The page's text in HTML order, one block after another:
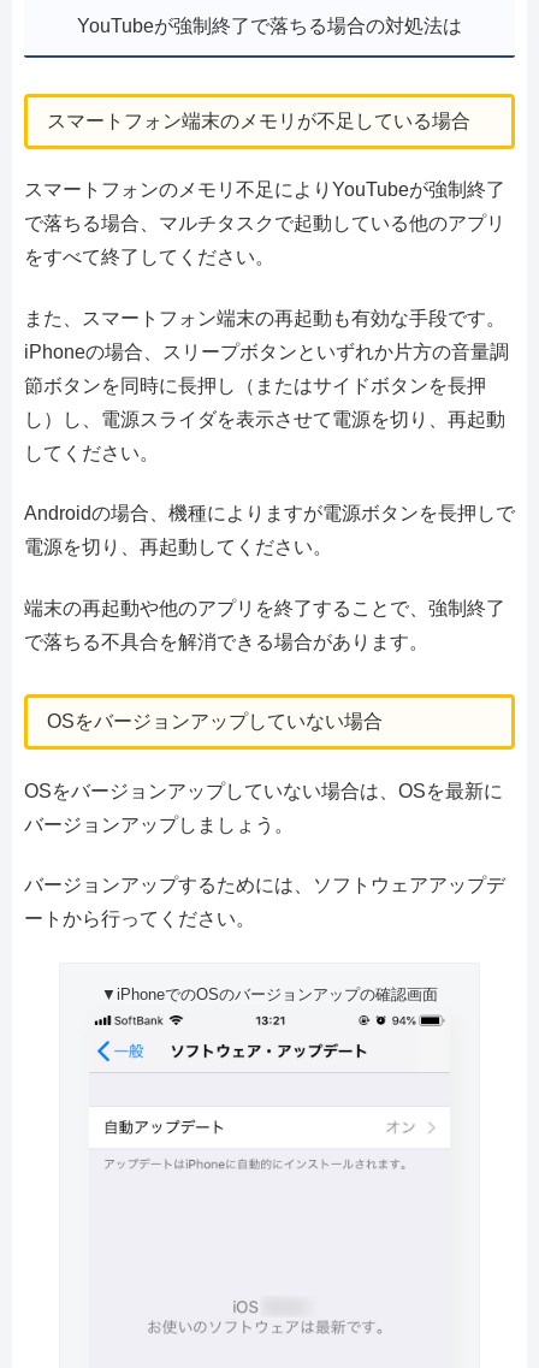
YouTubeが強制終了で落ちる場合の対処法は
スマートフォン端末のメモリが不足している場合
スマートフォンのメモリ不足によりYouTubeが強制終了
で落ちる場合、マルチタスクで起動している他のアプリ
をすべて終了してください。
また、スマートフォン端末の再起動も有効な手段です。
iPhoneの場合、スリープボタンといずれか片方の音量調
節ボタンを同時に長押し（またはサイドボタンを長押
し）し、電源スライダを表示させて電源を切り、再起動
してください。
Androidの場合、機種によりますが電源ボタンを長押しで
電源を切り、再起動してください。
端末の再起動や他のアプリを終了することで、強制終了
で落ちる不具合を解消できる場合があります。
OSをバージョンアップしていない場合
OSをバージョンアップしていない場合は、OSを最新に
バージョンアップしましょう。
バージョンアップするためには、ソフトウェアアップデ
ートから行ってください。
▼iPhoneでのOSのバージョンアップの確認画面